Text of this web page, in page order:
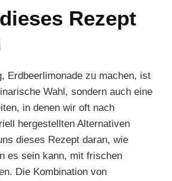
Rezept
Erdbeerlimonade zu machen, ist
Wahl, sondern auch eine
in denen wir oft nach
hergestellten Alternativen
dieses Rezept daran, wie
es sein kann, mit frischen
Die Kombination von